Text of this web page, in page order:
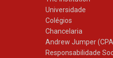
Universidade
Colégios
Chancelaria
Andrew Jumper
Responsabilidade